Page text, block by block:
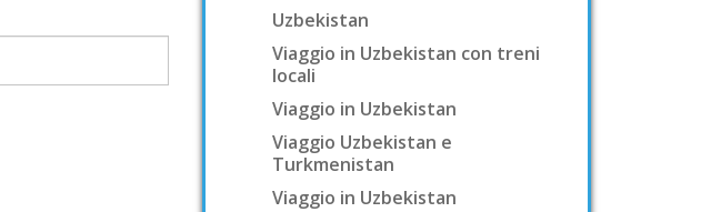
Uzbekistan
Viaggio in Uzbekistan con treni
locali
Viaggio in Uzbekistan
Viaggio Uzbekistan e
Turkmenistan
Viaggio in Uzbekistan